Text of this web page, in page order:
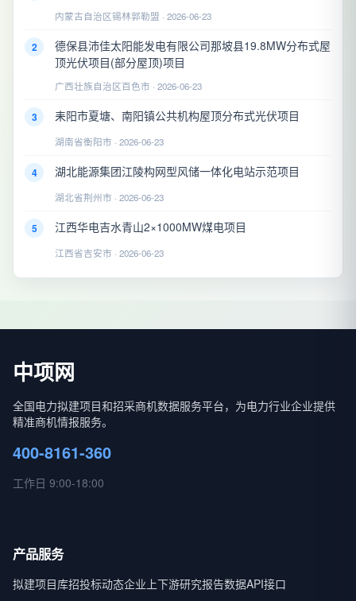
内蒙古自治区锡林郭勒盟 · 2026-06-23
2
德保县沛佳太阳能发电有限公司那坡县19.8MW分布式屋
顶光伏项目(部分屋顶)项目
广西壮族自治区百色市 · 2026-06-23
3 耒阳市夏塘、南阳镇公共机构屋顶分布式光伏项目
湖南省衡阳市 · 2026-06-23
4 湖北能源集团江陵构网型风储一体化电站示范项目
湖北省荆州市 · 2026-06-23
5 江西华电吉水青山2×1000MW煤电项目
江西省吉安市 · 2026-06-23
中项网
全国电力拟建项目和招采商机数据服务平台，为电力行业企业提供
精准商机情报服务。
400-8161-360
工作日 9:00-18:00
产品服务
拟建项目库招投标动态企业上下游研究报告数据API接口